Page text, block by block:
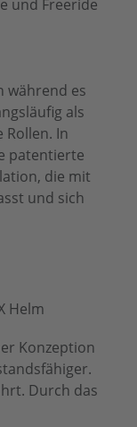
und Freeride
während es
als
Rollen. In
patentierte
die mit
und sich
Konzeption
Durch das